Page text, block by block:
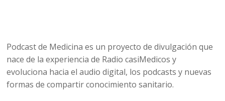
Podcast de Medicina es un proyecto de divulgación que
nace de la experiencia de Radio casiMedicos y
evoluciona hacia el audio digital, los podcasts y nuevas
formas de compartir conocimiento sanitario.